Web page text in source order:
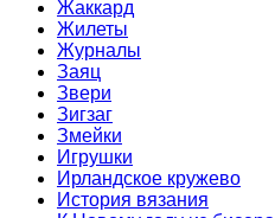
Жаккард
Жилеты
Журналы
Заяц
Звери
Зигзаг
Змейки
Игрушки
Ирландское кружево
История вязания